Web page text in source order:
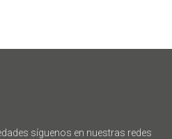
síguenos en nuestras redes